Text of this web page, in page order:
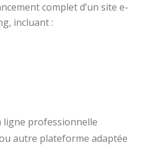
complet d’un site e-
incluant :
ligne professionnelle
autre plateforme adaptée